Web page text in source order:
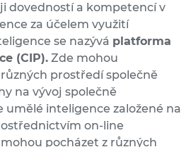
dovedností a kompetencí v
za účelem využití
se nazývá platforma
(CIP). Zde mohou
prostředí společně
na vývoj společně
umělé inteligence založené na
on-line
pocházet z různých